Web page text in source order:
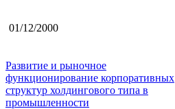
01/12/2000
Развитие и рыночное
функционирование корпоративных
структур холдингового типа в
промышленности